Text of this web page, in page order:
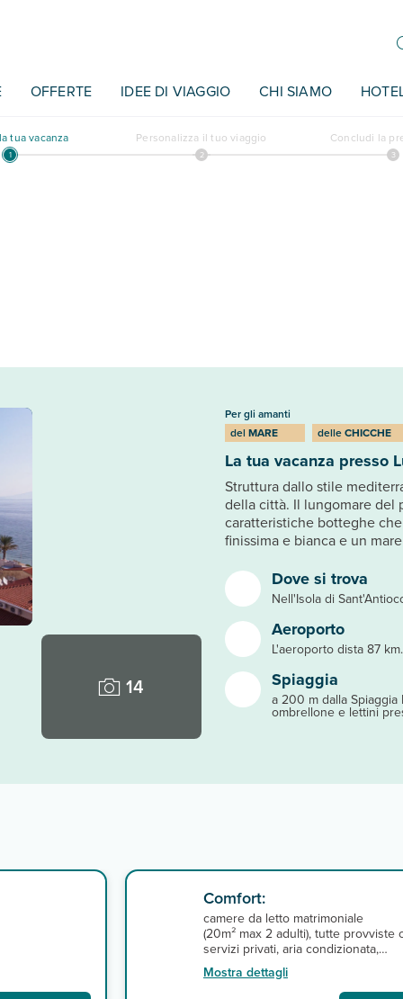
OFFERTE IDEE DI VIAGGIO CHI SIAMO
tua vacanza Personalizza il tuo viaggio Concludi la
14
Dove si trova
Nell'Isola di
Aeroporto
L'aeroporto dista 87 km.
Spiaggia
a 200 m dalla
ombrellone e lettini
Per gli amanti
del MARE delleCHICCHE
La tua vacanza presso
Struttura dallo stile
della città. Il lungomare del
caratteristiche botteghe
finissima e bianca e un
Comfort:
camere da letto matrimoniale
(20m² max 2 adulti), tutte provviste
servizi privati, aria condizionata,
asciugacapelli, tv satellitare, telefono,
minibar, cassaforte e wi-fi gratuito.
Mostra dettagli